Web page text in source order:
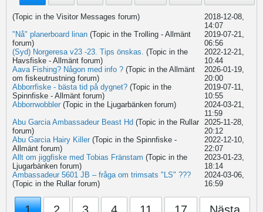
(Topic in the Visitor Messages forum)
2018-12-08,
14:07
"Nå" planerboard linan (Topic in the Trolling - Allmänt
forum)
2019-07-21,
06:56
(Syd) Norgeresa v23 -23. Tips önskas. (Topic in the
Havsfiske - Allmäntforum)
2022-12-21,
10:44
Aava Fishing? Någon med info ? (Topic in the Allmänt
om fiskeutrustningforum)
2026-01-19,
20:00
Abborrfiske - bästa tid på dygnet? (Topic in the
Spinnfiske - Allmäntforum)
2019-07-11,
10:55
Abborrwobbler (Topic in the Ljugarbänkenforum)
2024-03-21,
11:59
Abu Garcia Ambassadeur Beast Hd (Topic in the Rullar
forum)
2025-11-28,
20:12
Abu Garcia Hairy Killer (Topic in the Spinnfiske -
Allmäntforum)
2022-12-10,
22:07
Allt om jiggfiske med Tobias Fränstam (Topic in the
Ljugarbänkenforum)
2023-01-23,
18:14
Ambassadeur 5601 JB – fråga om trimsats "LS" ???
(Topic in the Rullarforum)
2024-03-06,
16:59
1 2 3 4 11 17 Nästa